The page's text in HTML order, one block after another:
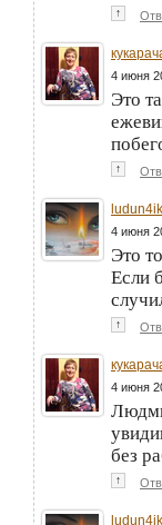
↑
4 июня
Это
↑
ludun4ik
4 июня
Это
Если
↑
4 июня
без
↑
ludun4ik